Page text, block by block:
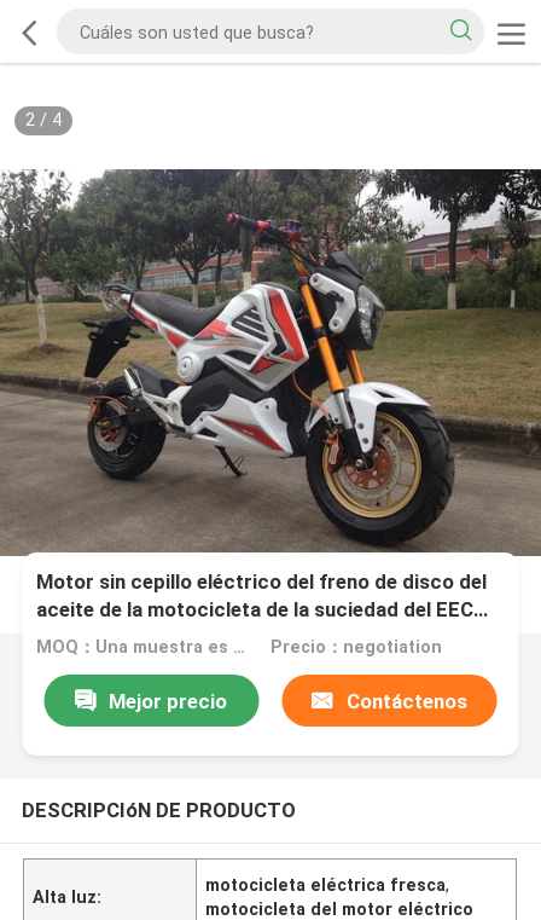
2/ 4
Motor sin cepillo eléctrico del freno de disco del
aceite de la motocicleta de la suciedad del EEC
2000W DC
MOQ：Una muestra es agradable Precio：negotiation
Mejor precio Contáctenos
DESCRIPCIóN DE PRODUCTO
Alta luz:
motocicleta eléctrica fresca,
motocicleta del motor eléctrico